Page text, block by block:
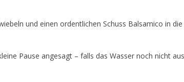
und einen ordentlichen Schuss Balsamico in
Pause angesagt – falls das Wasser noch nicht